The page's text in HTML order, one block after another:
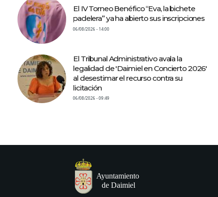
El IV Torneo Benéfico “Eva, la bichete
padelera” ya ha abierto sus inscripciones
06/08/2026 - 14:00
El Tribunal Administrativo avala la
legalidad de 'Daimiel en Concierto 2026'
al desestimar el recurso contra su
licitación
06/08/2026 - 09:49